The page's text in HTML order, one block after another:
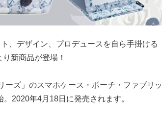
、デザイン、プロデュースを自ら手掛ける
新商品が登場！
ーズ」のスマホケース・ポーチ・ファブリッ
2020年4月18日に発売されます。